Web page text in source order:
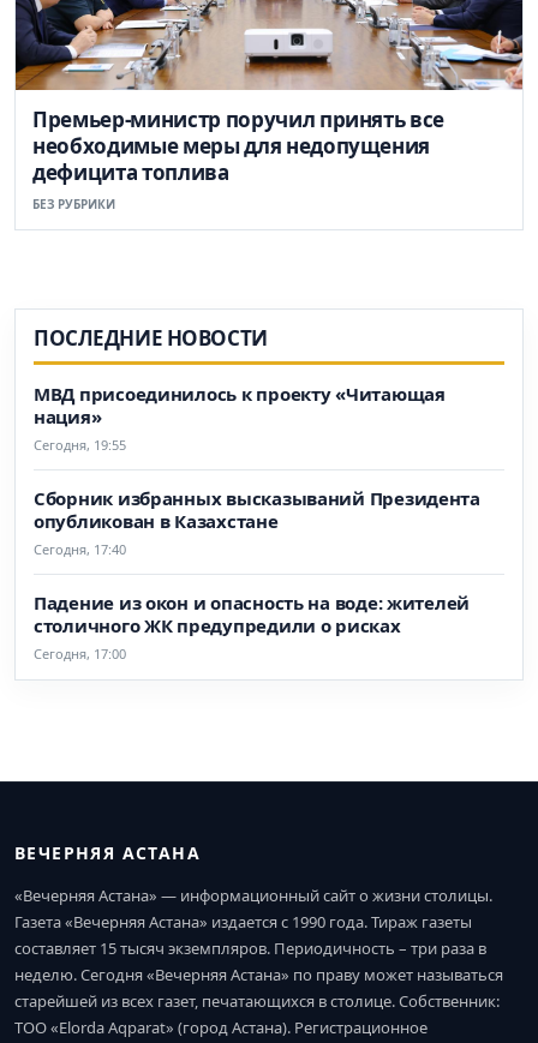
Премьер-министр поручил принять все
необходимые меры для недопущения
дефицита топлива
БЕЗ РУБРИКИ
ПОСЛЕДНИЕ НОВОСТИ
МВД присоединилось к проекту «Читающая
нация»
Сегодня, 19:55
Сборник избранных высказываний Президента
опубликован в Казахстане
Сегодня, 17:40
Падение из окон и опасность на воде: жителей
столичного ЖК предупредили о рисках
Сегодня, 17:00
ВЕЧЕРНЯЯ АСТАНА
«Вечерняя Астана» — информационный сайт о жизни столицы.
Газета «Вечерняя Астана» издается с 1990 года. Тираж газеты
составляет 15 тысяч экземпляров. Периодичность – три раза в
неделю. Сегодня «Вечерняя Астана» по праву может называться
старейшей из всех газет, печатающихся в столице. Собственник:
ТОО «Elorda Aqparat» (город Астана). Регистрационное